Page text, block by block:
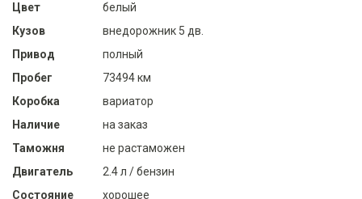
Цвет
белый
Кузов
внедорожник 5 дв.
Привод
полный
Пробег
73494 км
Коробка
вариатор
Наличие
на заказ
Таможня
не растаможен
Двигатель
2.4 л / бензин
Состояние
хорошее